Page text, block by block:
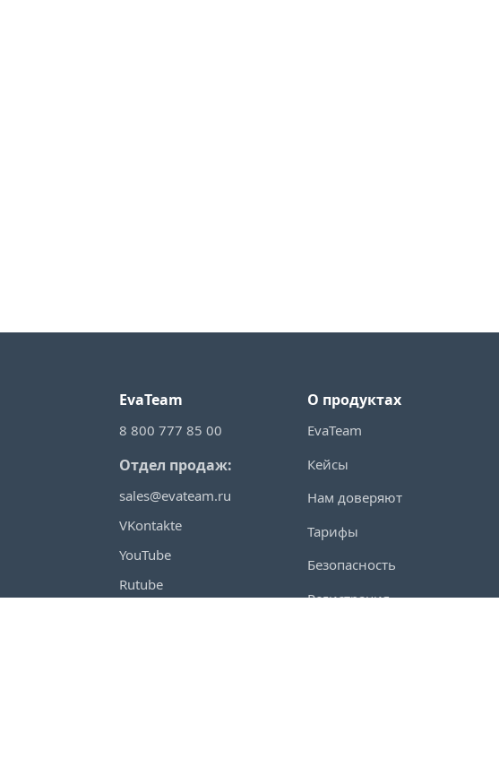
EvaTeam
8 800 777 85 00
Отдел продаж:
sales@evateam.ru
VKontakte
YouTube
Rutube
О продуктах
EvaTeam
Кейсы
Нам доверяют
Тарифы
Безопасность
Регистрация